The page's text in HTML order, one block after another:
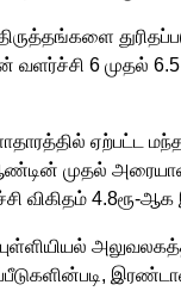
வளர்ச்சி 6 முதல்
ஏற்பட்ட
முதல்
விகிதம் 4.8ரூ-ஆக